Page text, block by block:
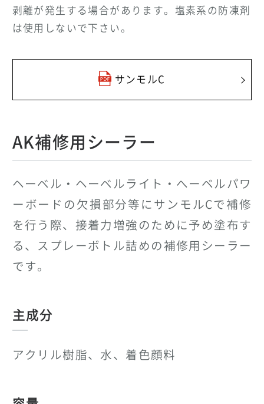
剥離が発生する場合があります。塩素系の防凍剤
は使用しないで下さい。
サンモルC
AK補修用シーラー
ヘーベル・ヘーベルライト・へーベルパワ
ーボードの欠損部分等にサンモルCで補修
を行う際、接着力増強のために予め塗布す
る、スプレーボトル詰めの補修用シーラー
です。
主成分
アクリル樹脂、水、着色顔料